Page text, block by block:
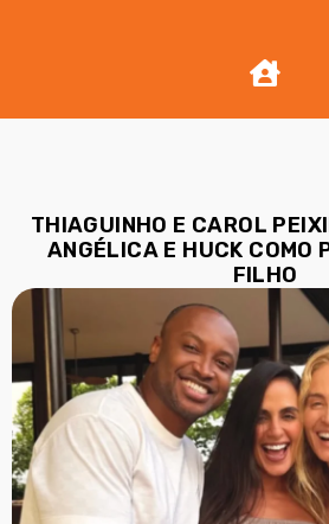
THIAGUINHO E CAROL
ANGÉLICA E HUCK COMO
FILHO